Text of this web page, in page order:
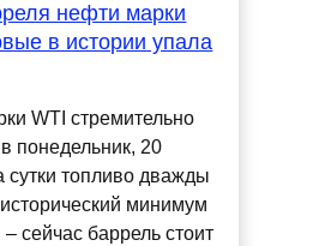
нефти марки
в истории упала
WTI стремительно
понедельник, 20
сутки топливо дважды
минимум
– сейчас баррель стоит